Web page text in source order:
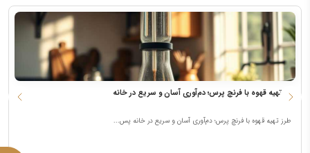
طرز تهیه قهوه با فرنچ پرس؛ دم‌آوری آسان و سریع در خانه
طرز تهیه قهوه با فرنچ پرس؛ دم‌آوری آسان و سریع در خانه پس...